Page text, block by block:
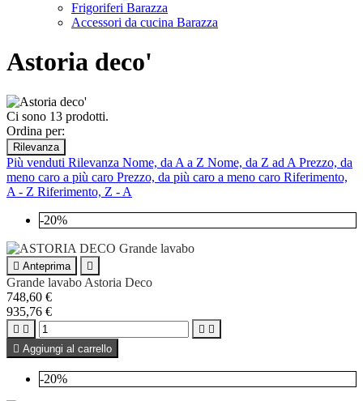
Frigoriferi Barazza
Accessori da cucina Barazza
Astoria deco'
Ci sono 13 prodotti.
Ordina per:
Rilevanza
Più venduti Rilevanza Nome, da A a Z Nome, da Z ad A Prezzo, da
meno caro a più caro Prezzo, da più caro a meno caro Riferimento,
A - Z Riferimento, Z - A
-20%
 Anteprima 
Grande lavabo Astoria Deco
748,60 €
935,76 €
   
 Aggiungi al carrello
-20%